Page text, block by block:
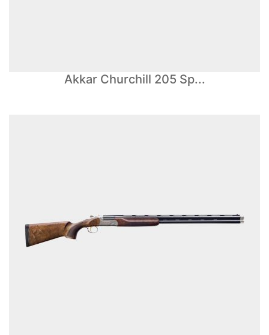
Akkar Churchill 205 Sp...